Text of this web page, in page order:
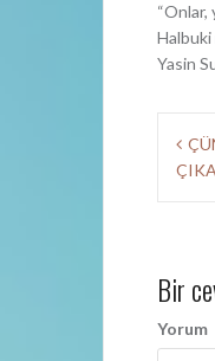
“Onlar,
Halbuki
Yasin
ı
d
Bir
Yorum